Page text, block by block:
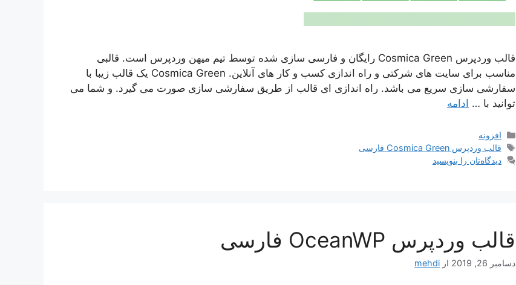
قالب وردپرس Cosmica Green رایگان و فارسی سازی شده توسط تیم میهن وردپرس است. قالبی
مناسب برای سایت های شرکتی و راه اندازی کسب و کار های آنلاین. Cosmica Green یک قالب زیبا با
سفارشی سازی سریع می باشد. راه اندازی ای قالب از طریق سفارشی سازی صورت می گیرد. و شما می
توانید با … ادامه
دسته‌ها
افزونه
برچسب‌ها
قالب وردپرس Cosmica Green فارسی
دیدگاه‌تان را بنویسید
قالب وردپرس OceanWP فارسی
دسامبر 26, 2019 از mehdi